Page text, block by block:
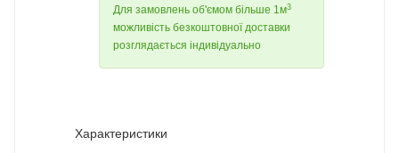
Для замовлень об'ємом більше 1м3
можливість безкоштовної доставки
розглядається індивідуально
Характеристики